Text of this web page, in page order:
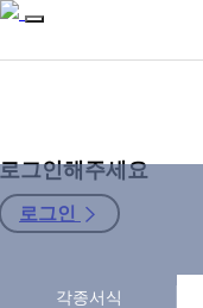
로그인해주세요
로그인
지회소개각종서식